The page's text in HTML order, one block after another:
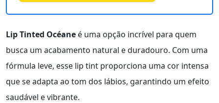
Lip Tinted Océane é uma opção incrível para quem
busca um acabamento natural e duradouro. Com uma
fórmula leve, esse lip tint proporciona uma cor intensa
que se adapta ao tom dos lábios, garantindo um efeito
saudável e vibrante.